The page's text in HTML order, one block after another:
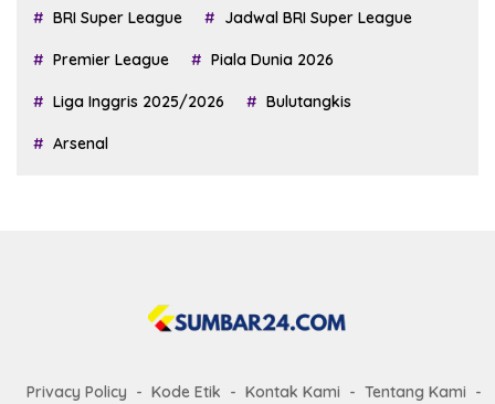
BRI Super League Jadwal BRI Super League
Premier League Piala Dunia 2026
Liga Inggris 2025/2026 Bulutangkis
Arsenal
Privacy Policy Kode Etik Kontak Kami Tentang Kami